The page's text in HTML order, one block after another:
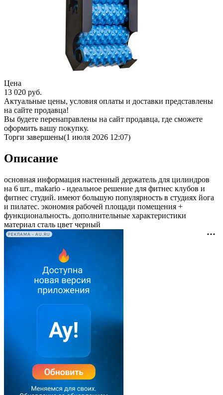
Цена
13 020 руб.
Актуальные цены, условия оплаты и доставки представлены
на сайте продавца!
Вы будете перенаправлены на сайт продавца, где сможете
оформить вашу покупку.
Торги завершены(1 июля 2026 12:07)
Описание
основная информация настенный держатель для цилиндров
на 6 шт., makario - идеальное решение для фитнес клубов и
фитнес студий. имеют большую популярность в студиях йога
и пилатес. экономия рабочей площади помещения +
функциональность. дополнительные характеристики
материал сталь цвет черный
РЕКЛАМА • AU.RU